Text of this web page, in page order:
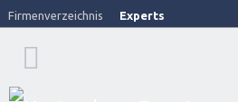
Firmenverzeichnis Experts